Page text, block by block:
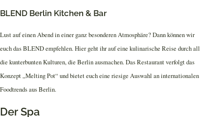
BLEND Berlin Kitchen & Bar
Lust auf einen Abend in einer ganz besonderen Atmosphäre? Dann können wir
euch das BLEND empfehlen. Hier geht ihr auf eine kulinarische Reise durch all
die kunterbunten Kulturen, die Berlin ausmachen. Das Restaurant verfolgt das
Konzept „Melting Pot“ und bietet euch eine riesige Auswahl an internationalen
Foodtrends aus Berlin.
Der Spa